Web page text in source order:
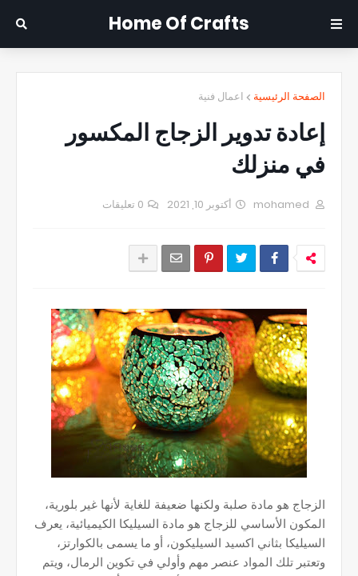
Home Of Crafts
الصفحة الرئيسية اعمال فنية
إعادة تدوير الزجاج المكسور
في منزلك
أكتوبر 10, 2021 0 تعليقات
الزجاج هو مادة صلبة ولكنها ضعيفة للغاية لأنها غير بلورية،
المكون الأساسي للزجاج هو مادة السيليكا الكيميائية، يعرف
السيليكا بثاني اكسيد السيليكون، أو ما يسمى بالكوارتز،
وتعتبر تلك المواد عنصر مهم وأولي في تكوين الرمال، ويتم